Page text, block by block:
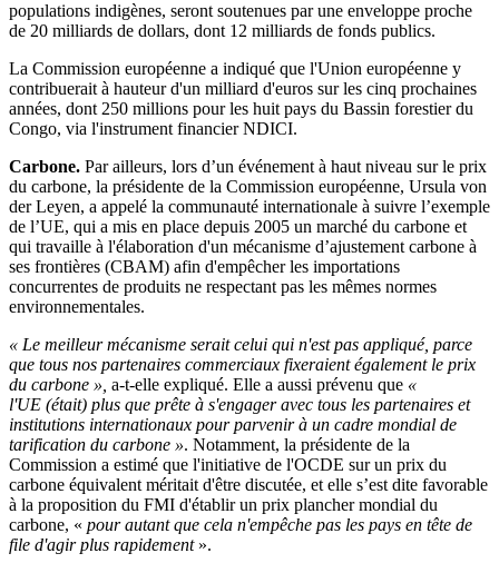
populations indigènes, seront soutenues par une enveloppe proche
de 20 milliards de dollars, dont 12 milliards de fonds publics.
La Commission européenne a indiqué que l'Union européenne y
contribuerait à hauteur d'un milliard d'euros sur les cinq prochaines
années, dont 250 millions pour les huit pays du Bassin forestier du
Congo, via l'instrument financier NDICI.
Carbone. Par ailleurs, lors d’un événement à haut niveau sur le prix
du carbone, la présidente de la Commission européenne, Ursula von
der Leyen, a appelé la communauté internationale à suivre l’exemple
de l’UE, qui a mis en place depuis 2005 un marché du carbone et
qui travaille à l'élaboration d'un mécanisme d’ajustement carbone à
ses frontières (CBAM) afin d'empêcher les importations
concurrentes de produits ne respectant pas les mêmes normes
environnementales.
« Le meilleur mécanisme serait celui qui n'est pas appliqué, parce
que tous nos partenaires commerciaux fixeraient également le prix
du carbone », a-t-elle expliqué. Elle a aussi prévenu que «
l'UE (était) plus que prête à s'engager avec tous les partenaires et
institutions internationaux pour parvenir à un cadre mondial de
tarification du carbone ». Notamment, la présidente de la
Commission a estimé que l'initiative de l'OCDE sur un prix du
carbone équivalent méritait d'être discutée, et elle s’est dite favorable
à la proposition du FMI d'établir un prix plancher mondial du
carbone, « pour autant que cela n'empêche pas les pays en tête de
file d'agir plus rapidement».